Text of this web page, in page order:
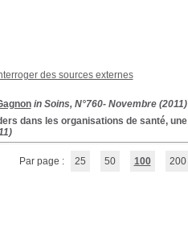
des sources externes
in Soins, N°760- Novembre (2011)
dans les organisations de santé, une
Par page : 25 50 100 200